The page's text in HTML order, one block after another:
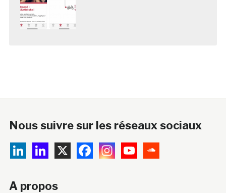
Nous suivre sur les réseaux sociaux
A propos